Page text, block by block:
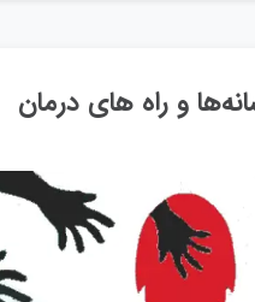
و راه های درمان